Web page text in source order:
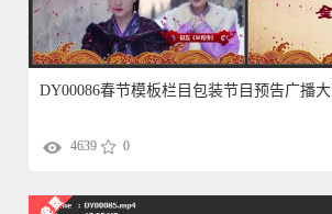
DY00086春节模板栏目包装节目预告广播
4639 0